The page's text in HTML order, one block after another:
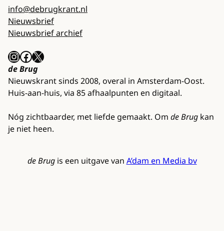
info@debrugkrant.nl
Nieuwsbrief
Nieuwsbrief archief
InstagramFacebook X
de Brug
Nieuwskrant sinds 2008, overal in Amsterdam-Oost.
Huis-aan-huis, via 85 afhaalpunten en digitaal.
Nóg zichtbaarder, met liefde gemaakt. Om de Brug kan
je niet heen.
de Brug is een uitgave van A’dam en Media bv